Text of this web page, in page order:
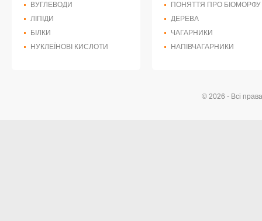
ВУГЛЕВОДИ
ЛІПІДИ
БІЛКИ
НУКЛЕЇНОВІ КИСЛОТИ
ПОНЯТТЯ ПРО БІОМОРФУ
ДЕРЕВА
ЧАГАРНИКИ
НАПІВЧАГАРНИКИ
© 2026 - Всі